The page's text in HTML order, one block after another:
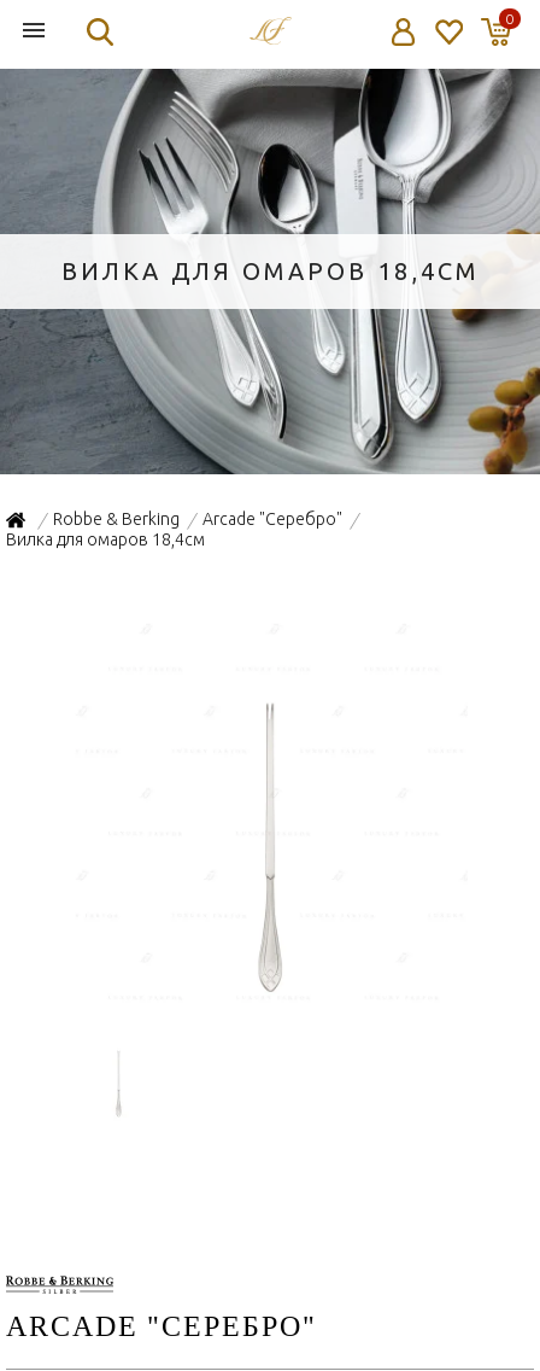
0
ВИЛКА ДЛЯ ОМАРОВ 18,4СМ
/ Robbe & Berking / Arcade "Серебро" /
Вилка для омаров 18,4см
ARCADE "СЕРЕБРО"